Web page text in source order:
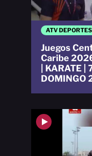
ATV DEPORTES
Juegos
Caribe
| KARATE |
DOMINGO